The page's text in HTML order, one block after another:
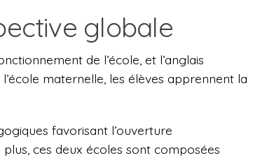
globale
de l’école, et l’anglais
maternelle, les élèves apprennent la
favorisant l’ouverture
ces deux écoles sont composées